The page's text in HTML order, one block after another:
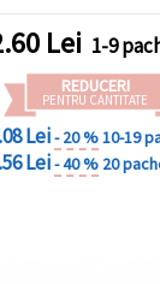
pentru bijuterii
handmade
natură
Lei 1-9
REDUCERI
PENTRU CANTITATE
Lei- 20 %10-19
Lei- 40 % 20